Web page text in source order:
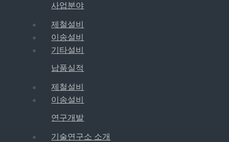
사업분야
제철설비
이송설비
기타설비
납품실적
제철설비
이송설비
연구개발
기술연구소 소개